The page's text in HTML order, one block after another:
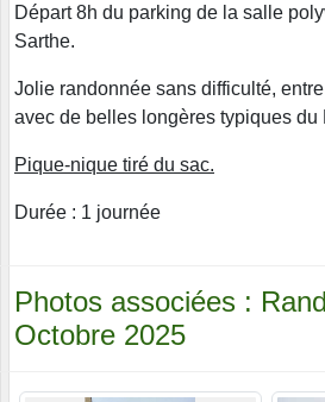
Départ 8h du parking de la salle
Sarthe.
Jolie randonnée sans difficulté,
avec de belles longères typiques du
Pique-nique tiré du sac.
Durée : 1 journée
Photos associées :
Octobre 2025